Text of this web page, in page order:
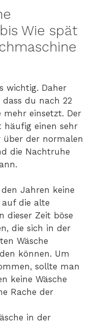
Wie spät
wichtig. Daher
du nach 22
mehr einsetzt. Der
häufig einen sehr
über der normalen
die Nachtruhe
Jahren keine
auf die alte
dieser Zeit böse
die sich in der
Wäsche
können. Um
sollte man
keine Wäsche
Rache der